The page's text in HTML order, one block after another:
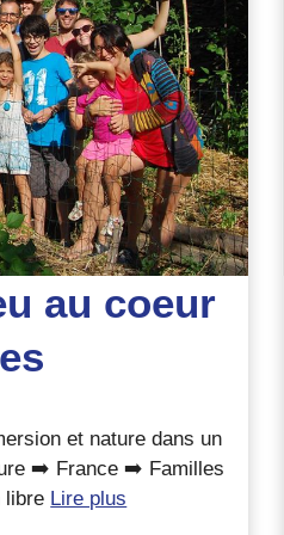
au coeur
et nature dans un
➡️ France ➡️ Familles
libre Lire plus